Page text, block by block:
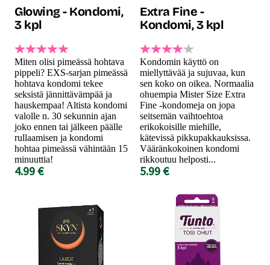
Glowing - Kondomi,
3 kpl
Miten olisi pimeässä hohtava
pippeli? EXS-sarjan pimeässä
hohtava kondomi tekee
seksistä jännittävämpää ja
hauskempaa! Altista kondomi
valolle n. 30 sekunnin ajan
joko ennen tai jälkeen päälle
rullaamisen ja kondomi
hohtaa pimeässä vähintään 15
minuuttia!
4.99 €
Extra Fine -
Kondomi, 3 kpl
Kondomin käyttö on
miellyttävää ja sujuvaa, kun
sen koko on oikea. Normaalia
ohuempia Mister Size Extra
Fine -kondomeja on jopa
seitsemän vaihtoehtoa
erikokoisille miehille,
kätevissä pikkupakkauksissa.
Vääränkokoinen kondomi
rikkoutuu helposti...
5.99 €